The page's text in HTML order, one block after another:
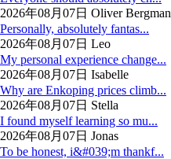
2026年08月07日 Oliver Bergman
Personally, absolutely fantas...
2026年08月07日 Leo
My personal experience change...
2026年08月07日 Isabelle
Why are Enkoping prices climb...
2026年08月07日 Stella
I found myself learning so mu...
2026年08月07日 Jonas
To be honest, i&#039;m thankf...